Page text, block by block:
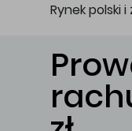
Rynek polski